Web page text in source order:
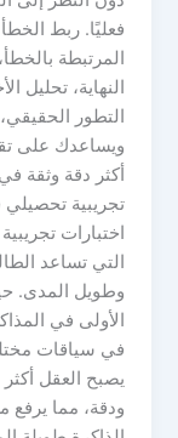
فعليًا. ربط
المرتبطة
النهاية، تحليل
التطور
ويساعدك على
أكثر دقة وثقة
تجريبية تحصيلي
اختبارات
التي تساعد
وطويل المدى.
الأولى في
في سياقات
يصبح العقل
ودقة، مما يرفع